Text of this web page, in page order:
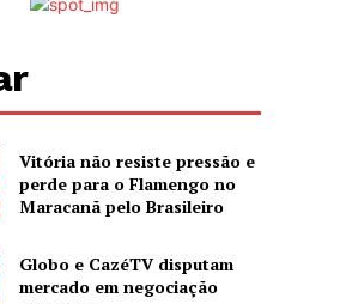
Vitória não resiste pressão e
perde para o Flamengo no
Maracanã pelo Brasileiro
Globo e CazéTV disputam
mercado em negociação